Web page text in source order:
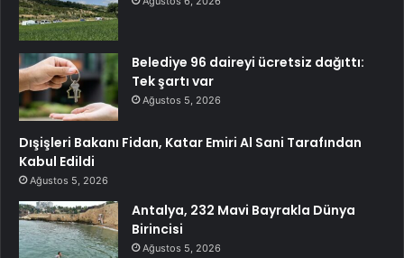
Belediye 96 daireyi ücretsiz dağıttı:
Tek şartı var
Ağustos 5, 2026
Dışişleri Bakanı Fidan, Katar Emiri Al Sani Tarafından
Kabul Edildi
Ağustos 5, 2026
Antalya, 232 Mavi Bayrakla Dünya
Birincisi
Ağustos 5, 2026